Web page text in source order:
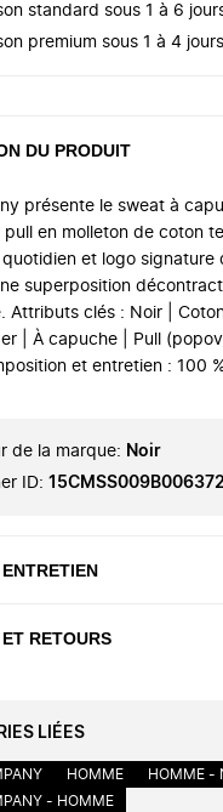
standard sous 1 à 6
premium sous 1 à 4
DU PRODUIT
présente le sweat à
pull en molleton de coton
et logo signature
superposition
Attributs clés : Noir |
| À capuche | Pull
et entretien : 100
de la marque: Noir
ID:
RETOURS
LIÉES
HOMME
HOMME -
- HOMME